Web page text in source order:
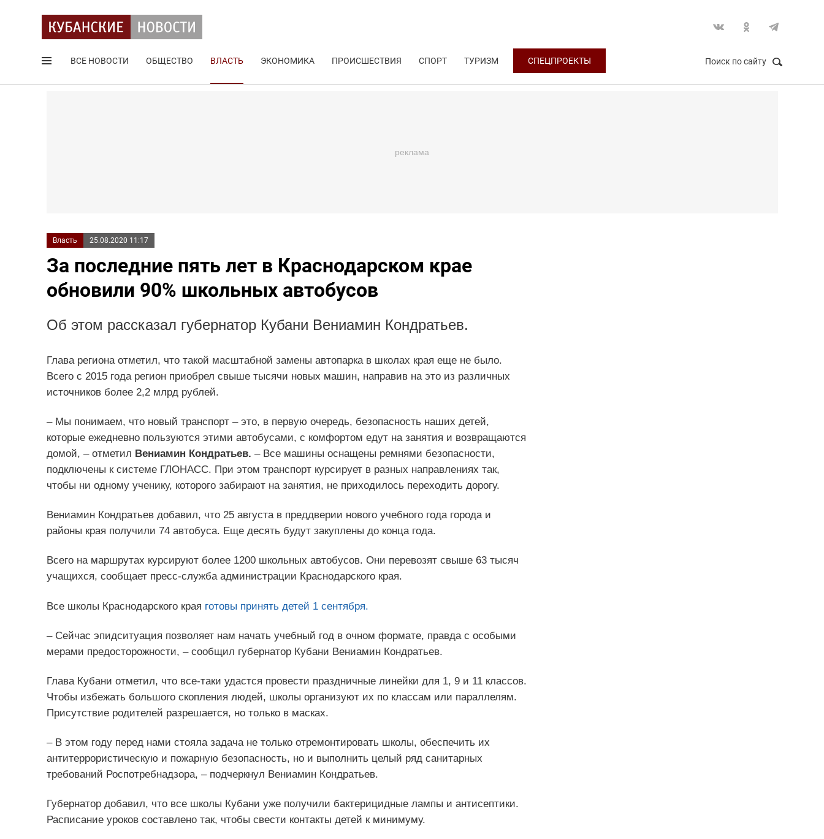
ВСЕ НОВОСТИ ОБЩЕСТВО ВЛАСТЬ ЭКОНОМИКА ПРОИСШЕСТВИЯ СПОРТ ТУРИЗМ СПЕЦПРОЕКТЫ Поиск по сайту
Власть 25.08.2020 11:17
За последние пять лет в Краснодарском крае
обновили 90% школьных автобусов
Об этом рассказал губернатор Кубани Вениамин Кондратьев.
Глава региона отметил, что такой масштабной замены автопарка в школах края еще не было.
Всего с 2015 года регион приобрел свыше тысячи новых машин, направив на это из различных
источников более 2,2 млрд рублей.
– Мы понимаем, что новый транспорт – это, в первую очередь, безопасность наших детей,
которые ежедневно пользуются этими автобусами, с комфортом едут на занятия и возвращаются
домой, – отметил Вениамин Кондратьев. – Все машины оснащены ремнями безопасности,
подключены к системе ГЛОНАСС. При этом транспорт курсирует в разных направлениях так,
чтобы ни одному ученику, которого забирают на занятия, не приходилось переходить дорогу.
Вениамин Кондратьев добавил, что 25 августа в преддверии нового учебного года города и
районы края получили 74 автобуса. Еще десять будут закуплены до конца года.
Всего на маршрутах курсируют более 1200 школьных автобусов. Они перевозят свыше 63 тысяч
учащихся, сообщает пресс-служба администрации Краснодарского края.
Все школы Краснодарского края готовы принять детей 1 сентября.
– Сейчас эпидситуация позволяет нам начать учебный год в очном формате, правда с особыми
мерами предосторожности, – сообщил губернатор Кубани Вениамин Кондратьев.
Глава Кубани отметил, что все-таки удастся провести праздничные линейки для 1, 9 и 11 классов.
Чтобы избежать большого скопления людей, школы организуют их по классам или параллелям.
Присутствие родителей разрешается, но только в масках.
– В этом году перед нами стояла задача не только отремонтировать школы, обеспечить их
антитеррористическую и пожарную безопасность, но и выполнить целый ряд санитарных
требований Роспотребнадзора, – подчеркнул Вениамин Кондратьев.
Губернатор добавил, что все школы Кубани уже получили бактерицидные лампы и антисептики.
Расписание уроков составлено так, чтобы свести контакты детей к минимуму.